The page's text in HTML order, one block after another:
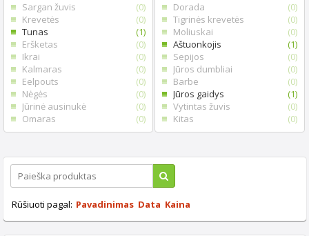
Sargan žuvis
(0)
Krevetės
(0)
Tunas
(1)
Eršketas
(0)
Ikrai
(0)
Kalmaras
(0)
Eelpouts
(0)
Nėgės
(0)
Jūrinė ausinukė
(0)
Omaras
(0)
Dorada
(0)
Tigrinės krevetės
(0)
Moliuskai
(0)
Aštuonkojis
(1)
Sepijos
(0)
Jūros dumbliai
(0)
Barbe
(0)
Jūros gaidys
(1)
Vytintas žuvis
(0)
Kitas
(0)
Rūšiuoti pagal: Pavadinimas Data Kaina